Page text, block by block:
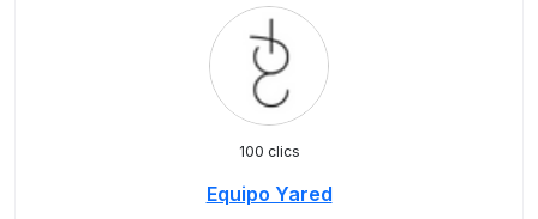
100 clics
Equipo Yared